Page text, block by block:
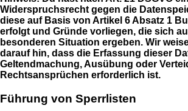
Widerspruchsrecht gegen die
diese auf Basis von Artikel 6 Absatz 1
erfolgt und Gründe vorliegen, die sich
besonderen Situation ergeben. Wir
darauf hin, dass die Erfassung dieser
Geltendmachung, Ausübung oder
Rechtsansprüchen erforderlich ist.
Führung von Sperrlisten